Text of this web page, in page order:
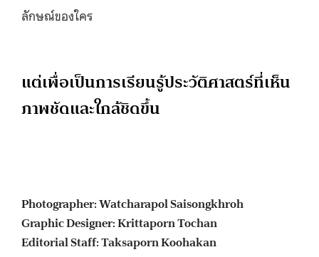
ลักษณ์ของใคร
แต่เพื่อเป็นการเรียนรู้ประวัติศาสตร์ที่เห็น
ภาพชัดและใกล้ชิดขึ้น
Photographer: Watcharapol Saisongkhroh
Graphic Designer: Krittaporn Tochan
Editorial Staff: Taksaporn Koohakan